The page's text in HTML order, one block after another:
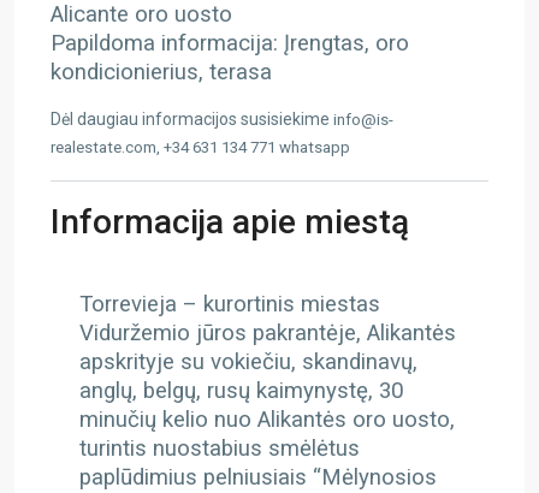
Alicante oro uosto
Papildoma informacija: Įrengtas, oro
kondicionierius, terasa
Dėl daugiau informacijos susisiekime info@is-
realestate.com, +34 631 134 771 whatsapp
Informacija apie miestą
Torrevieja – kurortinis miestas
Viduržemio jūros pakrantėje, Alikantės
apskrityje su vokiečiu, skandinavų,
anglų, belgų, rusų kaimynystę, 30
minučių kelio nuo Alikantės oro uosto,
turintis nuostabius smėlėtus
paplūdimius pelniusiais “Mėlynosios